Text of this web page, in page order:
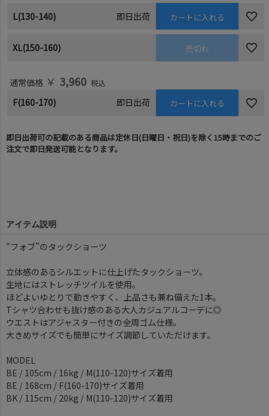
L(130-140) 即日出荷 カートに入れる
XL(150-160) 売切れ
通常価格 ￥ 3,960 税込
F(160-170) 即日出荷 カートに入れる
即日出荷可の記載のある商品は定休日(日曜日・祝日)を除く15時までのご
注文で即日発送可能となります。
アイテム説明
“フォブ”のタックショーツ
立体感のあるシルエットに仕上げたタックショーツ。
生地にはストレッチツイルを使用。
ほどよいゆとりで動きやすく、上品さも兼ね備えた1本。
Tシャツ合わせも抜け感のある大人カジュアルコーデに◎
ウエストはアジャスター付きの全周ゴム仕様。
大きめサイズでも簡単にサイズ調節していただけます。
MODEL
BE / 105cm / 16kg / M(110-120)サイズ着用
BE / 168cm / F(160-170)サイズ着用
BK / 115cm / 20kg / M(110-120)サイズ着用